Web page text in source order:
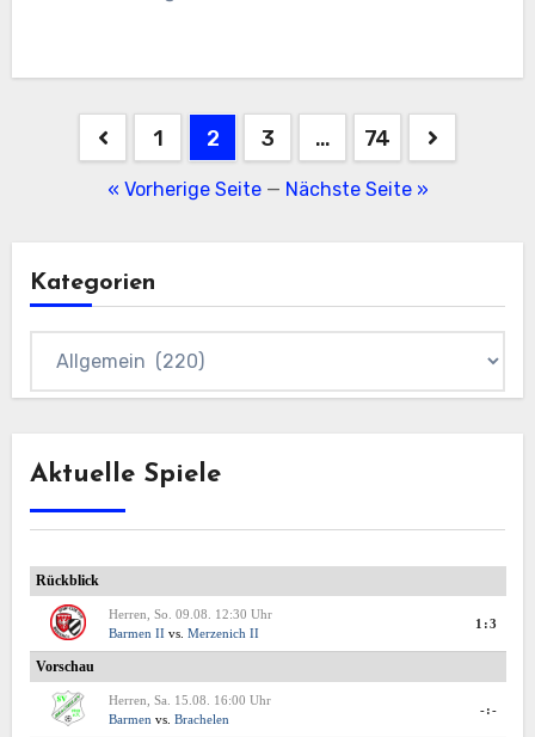
Beitragsnavigation
1 2 3 … 74
« Vorherige Seite— Nächste Seite »
Kategorien
Aktuelle Spiele